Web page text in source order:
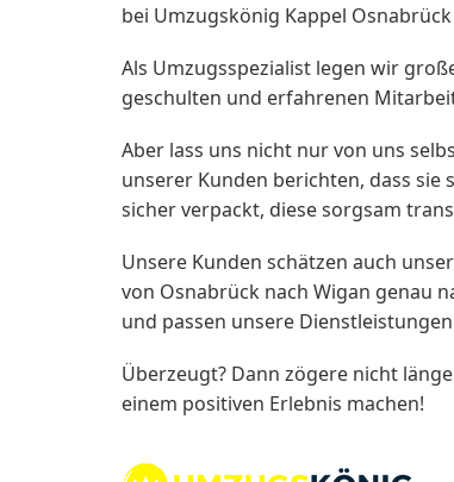
bei Umzugskönig Kappel
Als Umzugsspezialist legen wir
geschulten und erfahrenen
Aber lass uns nicht nur von uns
unserer Kunden berichten, dass
sicher verpackt, diese sorgsam
Unsere Kunden schätzen auch
von Osnabrück nach Wigan genau
und passen unsere
Überzeugt? Dann zögere nicht
einem positiven Erlebnis machen!